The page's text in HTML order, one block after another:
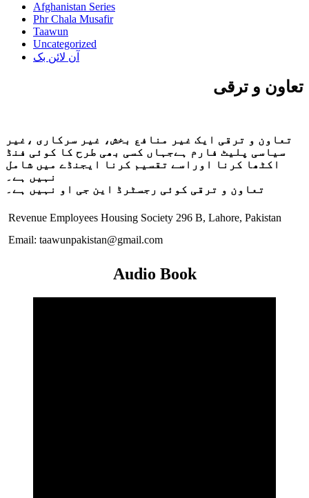
Afghanistan Series
Phr Chala Musafir
Taawun
Uncategorized
آن لائن بک
تعاون و ترقی
تعاون و ترقی ایک غیر منافع بخش، غیر سرکاری ،غیر
سیاسی پلیٹ فارم ہےجہاں کسی بھی طرح کا کوئی فنڈ
اکٹھا کرنا اوراسے تقسیم کرنا ایجنڈے میں شامل
نہیں ہے۔
تعاون و ترقی کوئی رجسٹرڈ این جی او نہیں ہے۔
Revenue Employees Housing Society 296 B, Lahore, Pakistan
Email: taawunpakistan@gmail.com
Audio Book